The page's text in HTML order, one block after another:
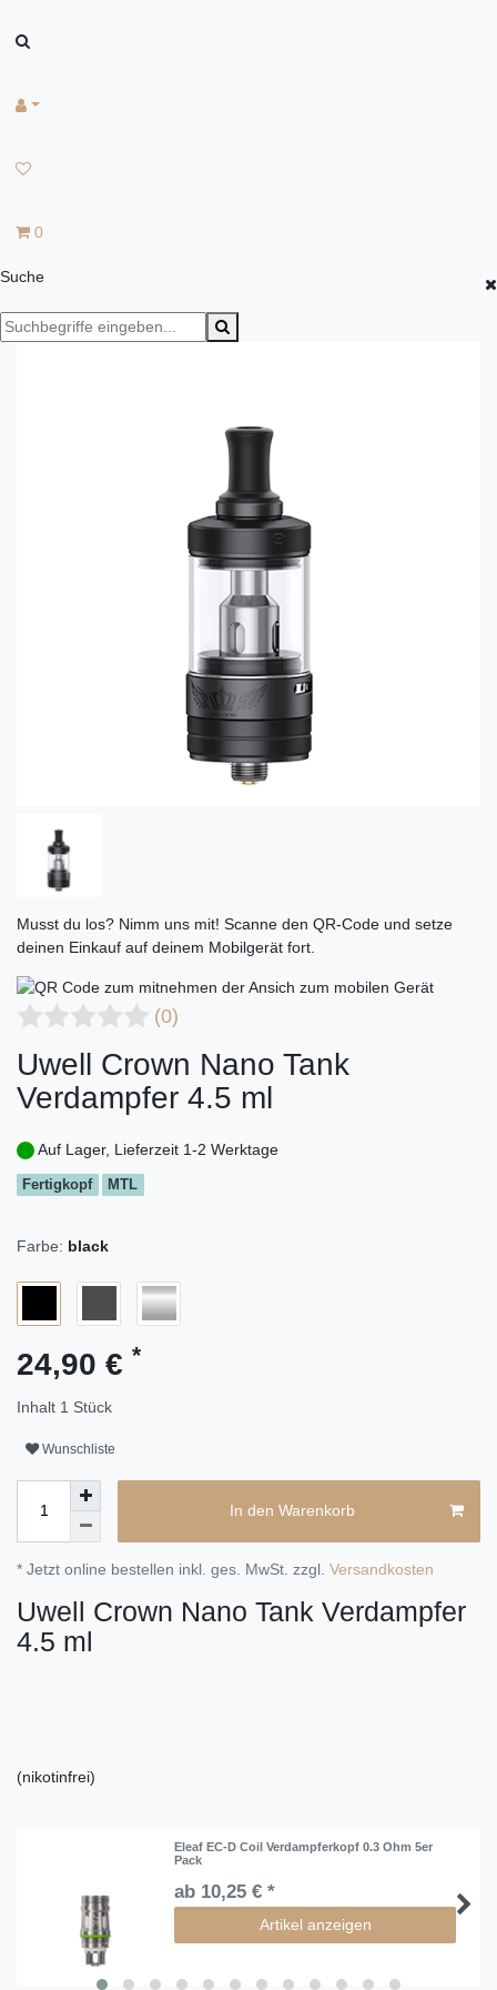
0
Suche
Musst du los? Nimm uns mit! Scanne den QR-Code und setze
deinen Einkauf auf deinem Mobilgerät fort.
(0)
Uwell Crown Nano Tank
Verdampfer 4.5 ml
Auf Lager, Lieferzeit 1-2 Werktage
Fertigkopf MTL
Farbe: black
24,90 € *
Inhalt 1 Stück
Wunschliste
In den Warenkorb
* Jetzt online bestellen inkl. ges. MwSt. zzgl. Versandkosten
Uwell Crown Nano Tank Verdampfer
4.5 ml
(nikotinfrei)
Eleaf EC-D Coil Verdampferkopf 0.3 Ohm 5er
Pack
ab 10,25 € *
Artikel anzeigen